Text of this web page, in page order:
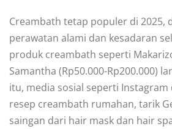
Creambath tetap populer di 2025,
perawatan alami dan kesadaran
produk creambath seperti
Samantha (Rp50.000-Rp200.000)
itu, media sosial seperti Instagram
resep creambath rumahan, tarik
saingan dari hair mask dan hair